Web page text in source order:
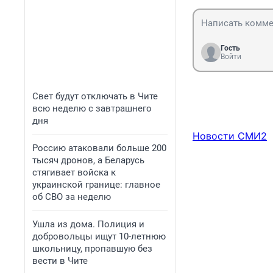
Свет будут отключать в Чите
всю неделю с завтрашнего
дня
Россию атаковали больше 200
тысяч дронов, а Беларусь
стягивает войска к
украинской границе: главное
об СВО за неделю
Ушла из дома. Полиция и
добровольцы ищут 10-летнюю
школьницу, пропавшую без
вести в Чите
Гость
Войти
Новости СМИ2